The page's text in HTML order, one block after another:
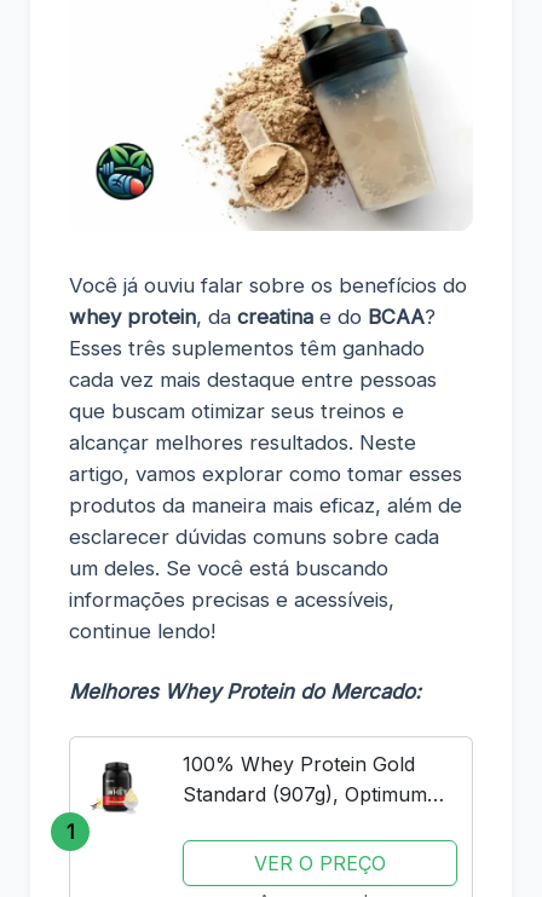
Você já ouviu falar sobre os benefícios do
whey protein, da creatina e do BCAA?
Esses três suplementos têm ganhado
cada vez mais destaque entre pessoas
que buscam otimizar seus treinos e
alcançar melhores resultados. Neste
artigo, vamos explorar como tomar esses
produtos da maneira mais eficaz, além de
esclarecer dúvidas comuns sobre cada
um deles. Se você está buscando
informações precisas e acessíveis,
continue lendo!
Melhores Whey Protein do Mercado:
1
100% Whey Protein Gold
Standard (907g), Optimum
VER O PREÇO